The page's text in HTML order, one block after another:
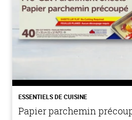
ESSENTIELS DE CUISINE
Papier parchemin